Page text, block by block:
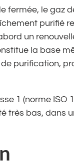
fermée, le gaz
purifié
un
la base
purification,
1 (norme ISO
très bas, dans